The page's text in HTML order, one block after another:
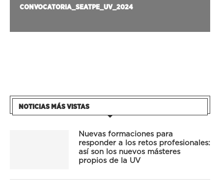
CONVOCATORIA_SEATPE_UV_2024
NOTICIAS MÁS VISTAS
Nuevas formaciones para
responder a los retos profesionales:
así son los nuevos másteres
propios de la UV